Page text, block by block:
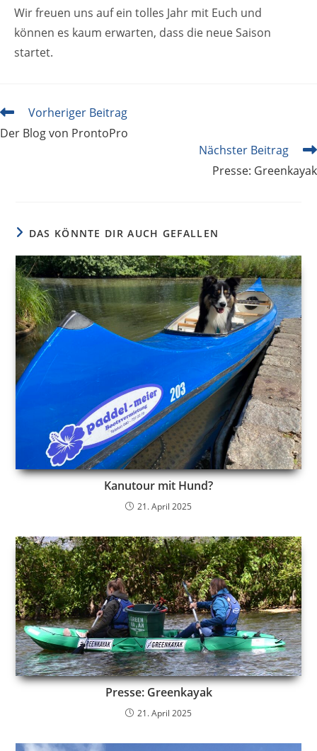
Wir freuen uns auf ein tolles Jahr mit Euch und
können es kaum erwarten, dass die neue Saison
startet.
Weitere
ansehen
Vorheriger Beitrag
Der Blog von ProntoPro
Nächster Beitrag
Presse: Greenkayak
DAS KÖNNTE DIR AUCH GEFALLEN
Kanutour mit Hund?
21. April 2025
Presse: Greenkayak
21. April 2025